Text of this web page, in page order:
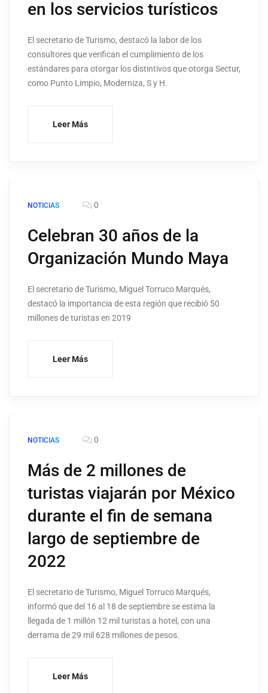
en los servicios turísticos
El secretario de Turismo, destacó la labor de los
consultores que verifican el cumplimiento de los
estándares para otorgar los distintivos que otorga Sectur,
como Punto Limpio, Moderniza, S y H.
Leer Más
NOTICIAS 0
Celebran 30 años de la
Organización Mundo Maya
El secretario de Turismo, Miguel Torruco Marqués,
destacó la importancia de esta región que recibió 50
millones de turistas en 2019
Leer Más
NOTICIAS 0
Más de 2 millones de
turistas viajarán por México
durante el fin de semana
largo de septiembre de
2022
El secretario de Turismo, Miguel Torruco Marqués,
informó que del 16 al 18 de septiembre se estima la
llegada de 1 millón 12 mil turistas a hotel, con una
derrama de 29 mil 628 millones de pesos.
Leer Más